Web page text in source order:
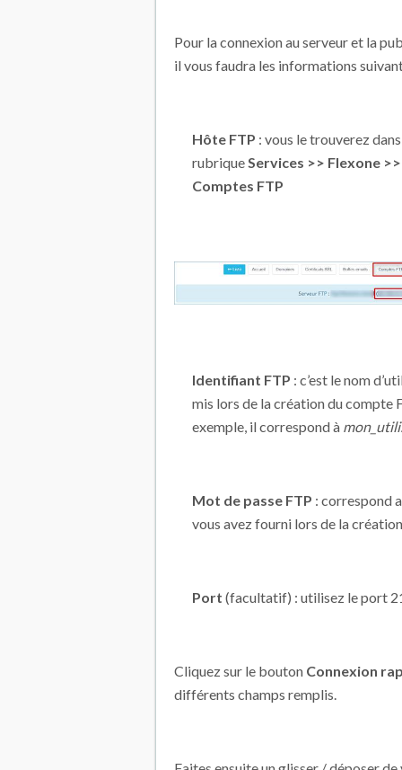
Pour la connexion au serveur et la
il vous faudra les informations
Hôte FTP : vous le trouverez
rubrique Services >> Flexone
Comptes FTP
Identifiant FTP : c’est le nom
mis lors de la création du compte
exemple, il correspond à
Mot de passe FTP : correspond
vous avez fourni lors de la
Port (facultatif) : utilisez le port
Cliquez sur le bouton Connexion
différents champs remplis.